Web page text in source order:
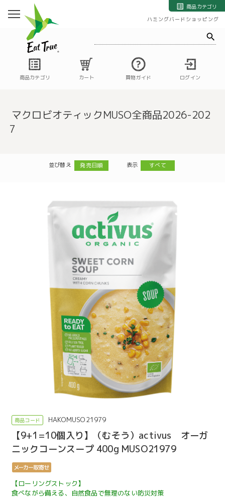
商品カテゴリ
ハミングバードショッピング
商品カテゴリ カート 買物ガイド ログイン
マクロビオティックMUSO全商品2026-202
7
並び替え 発売日順 表示 すべて
HAKOMUSO21979
【9+1=10個入り】（むそう）activus オーガ
ニックコーンスープ 400g MUSO21979
【ローリングストック】
食べながら備える、自然食品で無理のない防災対策